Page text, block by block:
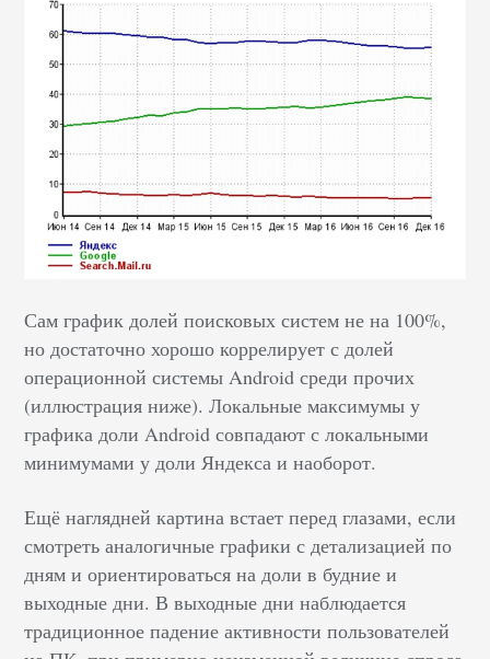
Сам график долей поисковых систем не на 100%,
но достаточно хорошо коррелирует с долей
операционной системы Android среди прочих
(иллюстрация ниже). Локальные максимумы у
графика доли Android совпадают с локальными
минимумами у доли Яндекса и наоборот.
Ещё наглядней картина встает перед глазами, если
смотреть аналогичные графики с детализацией по
дням и ориентироваться на доли в будние и
выходные дни. В выходные дни наблюдается
традиционное падение активности пользователей